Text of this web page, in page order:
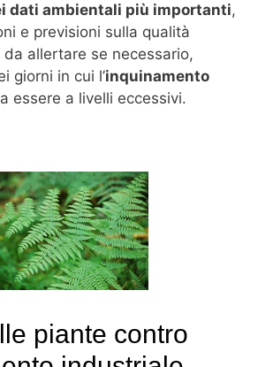
dati ambientali più importanti,
e previsioni sulla qualità
da allertare se necessario,
giorni in cui l’inquinamento
essere a livelli eccessivi.
piante contro